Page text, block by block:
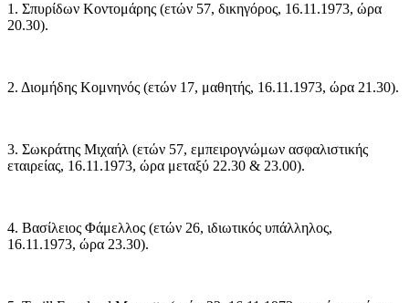
1. Σπυρίδων Κοντομάρης (ετών 57, δικηγόρος, 16.11.1973, ώρα
20.30).
2. Διομήδης Κομνηνός (ετών 17, μαθητής, 16.11.1973, ώρα 21.30).
3. Σωκράτης Μιχαήλ (ετών 57, εμπειρογνώμων ασφαλιστικής
εταιρείας, 16.11.1973, ώρα μεταξύ 22.30 & 23.00).
4. Βασίλειος Φάμελλος (ετών 26, ιδιωτικός υπάλληλος,
16.11.1973, ώρα 23.30).